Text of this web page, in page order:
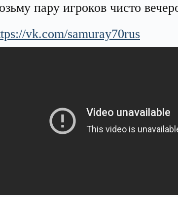
пару игроков чисто
vk.com/samuray70rus